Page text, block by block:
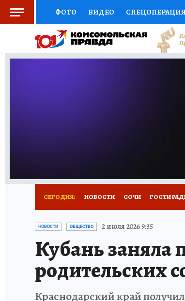
ФОТО ВИДЕО
СОЦПОДДЕРЖКА НАУКА
ВЫБОР ЭКСПЕРТОВ ДОКТОР
ПРОГНОЗЫ
СЕГОДНЯ: НОВОСТИ СОЧИ ГОСТИ
ОТДЫХ В РОССИИ ЗДОРОВЬЕ
НОВОСТИ ОБЩЕСТВО 2 июля 2026 9:35
Кубань заняла
родительских
Краснодарский край